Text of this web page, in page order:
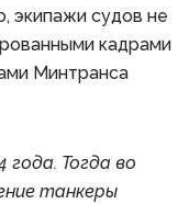
экипажи судов не
кадрами
Минтранса
года. Тогда во
танкеры